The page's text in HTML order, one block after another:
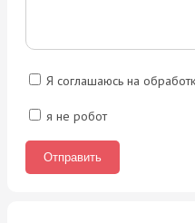
Я соглашаюсь на
я не робот